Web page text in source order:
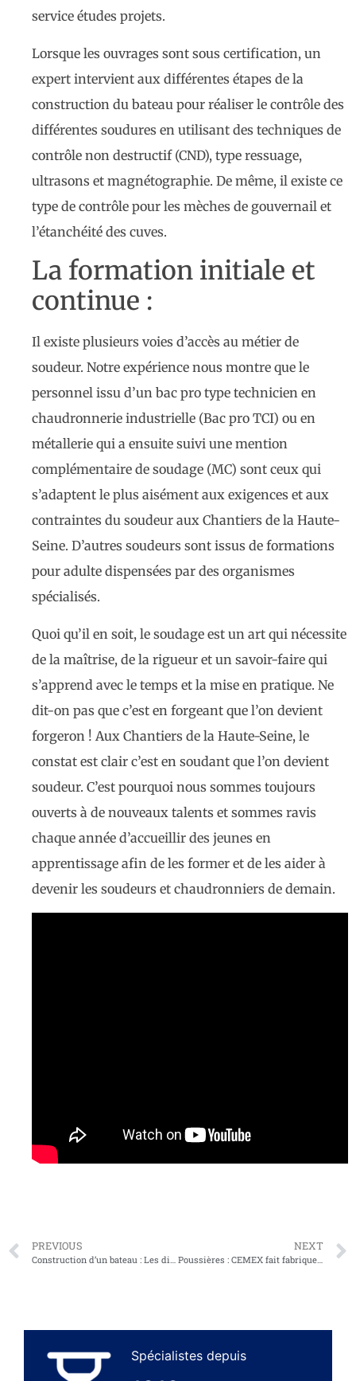
service études projets.
Lorsque les ouvrages sont sous certification, un
expert intervient aux différentes étapes de la
construction du bateau pour réaliser le contrôle des
différentes soudures en utilisant des techniques de
contrôle non destructif (CND), type ressuage,
ultrasons et magnétographie. De même, il existe ce
type de contrôle pour les mèches de gouvernail et
l’étanchéité des cuves.
La formation initiale et
continue :
Il existe plusieurs voies d’accès au métier de
soudeur. Notre expérience nous montre que le
personnel issu d’un bac pro type technicien en
chaudronnerie industrielle (Bac pro TCI) ou en
métallerie qui a ensuite suivi une mention
complémentaire de soudage (MC) sont ceux qui
s’adaptent le plus aisément aux exigences et aux
contraintes du soudeur aux Chantiers de la Haute-
Seine. D’autres soudeurs sont issus de formations
pour adulte dispensées par des organismes
spécialisés.
Quoi qu’il en soit, le soudage est un art qui nécessite
de la maîtrise, de la rigueur et un savoir-faire qui
s’apprend avec le temps et la mise en pratique. Ne
dit-on pas que c’est en forgeant que l’on devient
forgeron ! Aux Chantiers de la Haute-Seine, le
constat est clair c’est en soudant que l’on devient
soudeur. C’est pourquoi nous sommes toujours
ouverts à de nouveaux talents et sommes ravis
chaque année d’accueillir des jeunes en
apprentissage afin de les former et de les aider à
devenir les soudeurs et chaudronniers de demain.
PREVIOUS
Construction d’un bateau : Les différentes étapes et métiers concernés
NEXT
Poussières : CEMEX fait fabriquer 130 supports de jauges « Owen »
Spécialistes depuis